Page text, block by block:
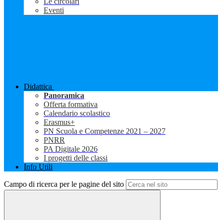
Eventi
Didattica
Panoramica
Offerta formativa
Calendario scolastico
Erasmus+
PN Scuola e Competenze 2021 – 2027
PNRR
PA Digitale 2026
I progetti delle classi
Info Utili
Campo di ricerca per le pagine del sito